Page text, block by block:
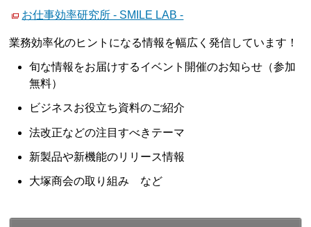
お仕事効率研究所 - SMILE LAB -
業務効率化のヒントになる情報を幅広く発信しています！
旬な情報をお届けするイベント開催のお知らせ（参加
無料）
ビジネスお役立ち資料のご紹介
法改正などの注目すべきテーマ
新製品や新機能のリリース情報
大塚商会の取り組み など